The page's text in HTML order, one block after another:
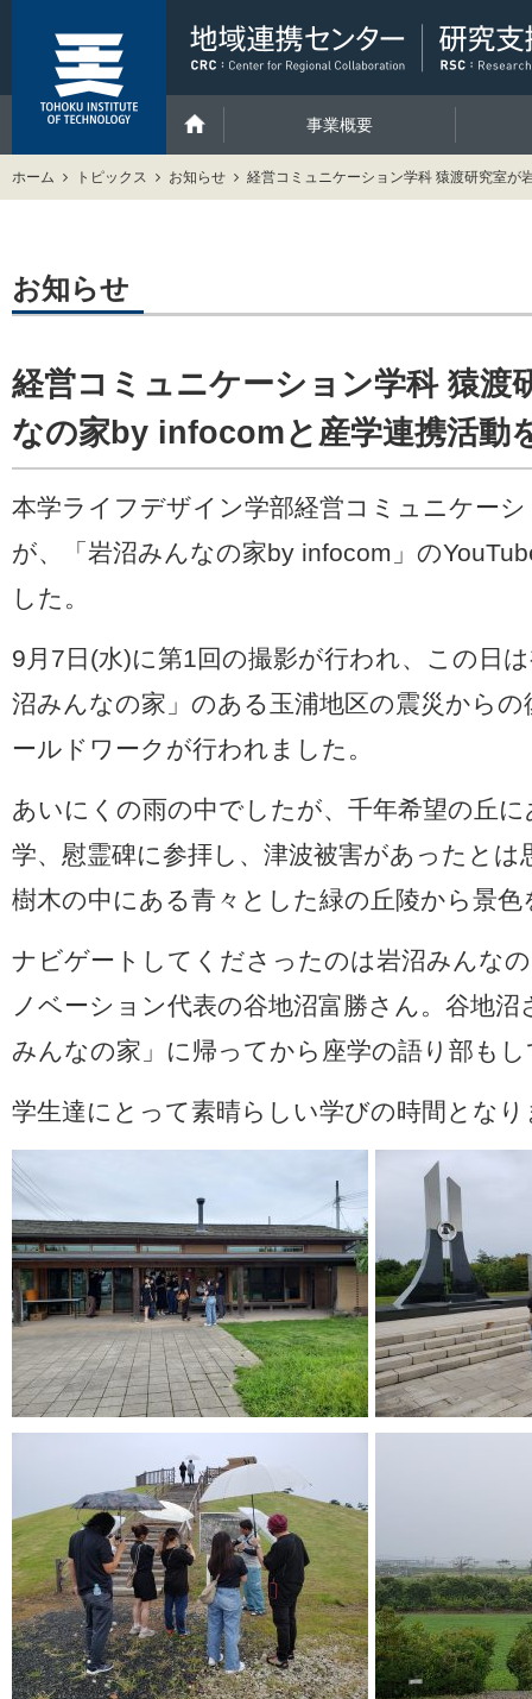
事業概要
ホーム トピックス お知らせ 経営コミュニケーション学科 猿渡研究室が
お知らせ
経営コミュニケーション学科 猿渡
なの家by infocomと産学連携活動
本学ライフデザイン学部経営コミュニケー
が、「岩沼みんなの家by infocom 」の
した。
9月 7 日 (水)に第1回の撮影が行われ、この日
沼みんなの家」のある玉浦地区の震災から
ールドワークが行われました。
あいにくの雨の中でしたが、千年希望の丘
学、慰霊碑に参拝し、津波被害があったと
樹木の中にある青々とした緑の丘陵から景
ナビゲートしてくださったのは岩沼みんな
ノベーション代表の谷地沼富勝さん。谷地
みんなの家」に帰ってから座学の語り部も
学生達にとって素晴らしい学びの時間とな